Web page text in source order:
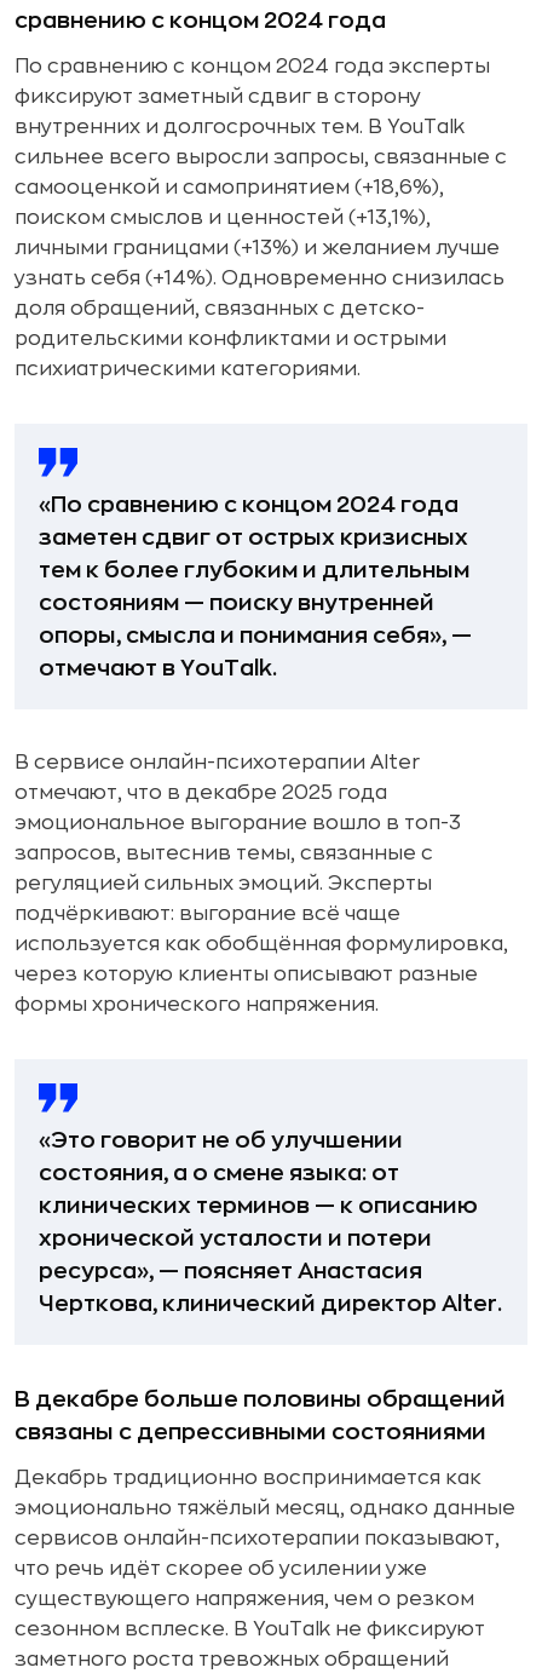
сравнению с концом 2024 года
По сравнению с концом 2024 года эксперты
фиксируют заметный сдвиг в сторону
внутренних и долгосрочных тем. В YouTalk
сильнее всего выросли запросы, связанные с
самооценкой и самопринятием (+18,6%),
поиском смыслов и ценностей (+13,1%),
личными границами (+13%) и желанием лучше
узнать себя (+14%). Одновременно снизилась
доля обращений, связанных с детско-
родительскими конфликтами и острыми
психиатрическими категориями.
«По сравнению с концом 2024 года
заметен сдвиг от острых кризисных
тем к более глубоким и длительным
состояниям — поиску внутренней
опоры, смысла и понимания себя», —
отмечают в YouTalk.
В сервисе онлайн-психотерапии Alter
отмечают, что в декабре 2025 года
эмоциональное выгорание вошло в топ-3
запросов, вытеснив темы, связанные с
регуляцией сильных эмоций. Эксперты
подчёркивают: выгорание всё чаще
используется как обобщённая формулировка,
через которую клиенты описывают разные
формы хронического напряжения.
«Это говорит не об улучшении
состояния, а о смене языка: от
клинических терминов — к описанию
хронической усталости и потери
ресурса», — поясняет Анастасия
Черткова, клинический директор Alter.
В декабре больше половины обращений
связаны с депрессивными состояниями
Декабрь традиционно воспринимается как
эмоционально тяжёлый месяц, однако данные
сервисов онлайн-психотерапии показывают,
что речь идёт скорее об усилении уже
существующего напряжения, чем о резком
сезонном всплеске. В YouTalk не фиксируют
заметного роста тревожных обращений